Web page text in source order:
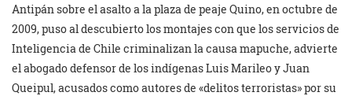
Antipán sobre el asalto a la plaza de peaje Quino, en octubre de
2009, puso al descubierto los montajes con que los servicios de
Inteligencia de Chile criminalizan la causa mapuche, advierte
el abogado defensor de los indígenas Luis Marileo y Juan
Queipul, acusados como autores de «delitos terroristas» por su